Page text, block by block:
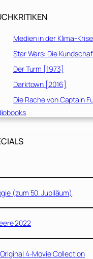
Medien in der Klima-
Star Wars: Die
Der Turm [1973]
Darktown [2016]
Die Rache von Captain
(zum 50. Jubiläum)
2022
4-Movie Collection